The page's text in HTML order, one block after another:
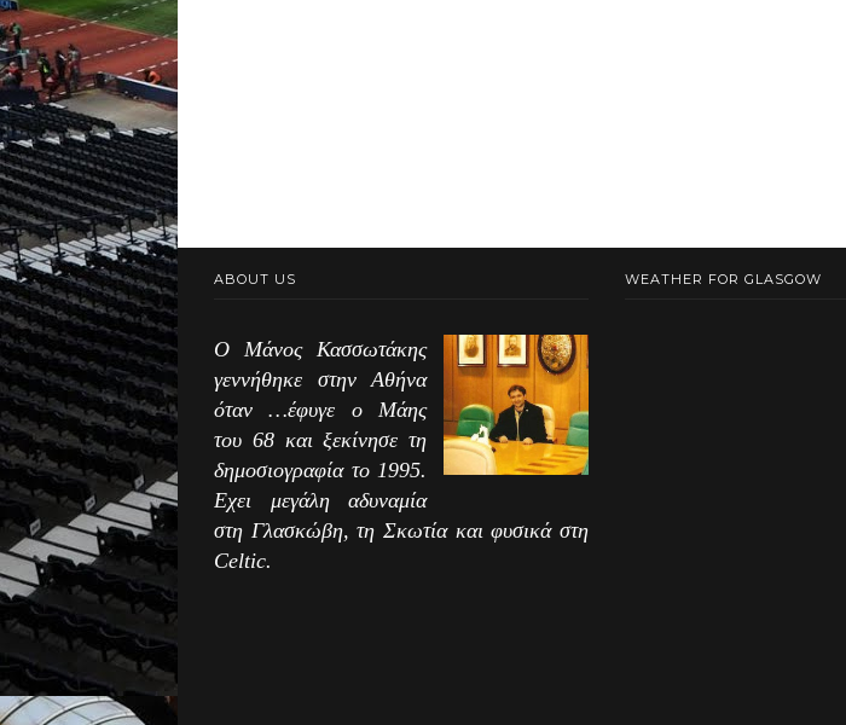
ABOUT US
Ο Μάνος Κασσωτάκης
γεννήθηκε στην Αθήνα
όταν …έφυγε ο Μάης
του 68 και ξεκίνησε τη
δημοσιογραφία το 1995.
Εχει μεγάλη αδυναμία
στη Γλασκώβη, τη Σκωτία και φυσικά στη
Celtic.
WEATHER FOR GLASGOW